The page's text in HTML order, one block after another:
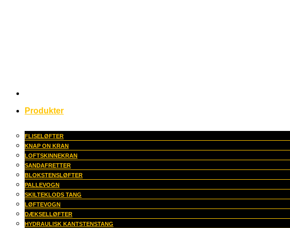
Produkter
FLISELØFTER
KNAP ON KRAN
LOFTSKINNEKRAN
SANDAFRETTER
BLOKSTENSLØFTER
PALLEVOGN
SKILTEKLODS TANG
LØFTEVOGN
DÆKSELLØFTER
HYDRAULISK KANTSTENSTANG